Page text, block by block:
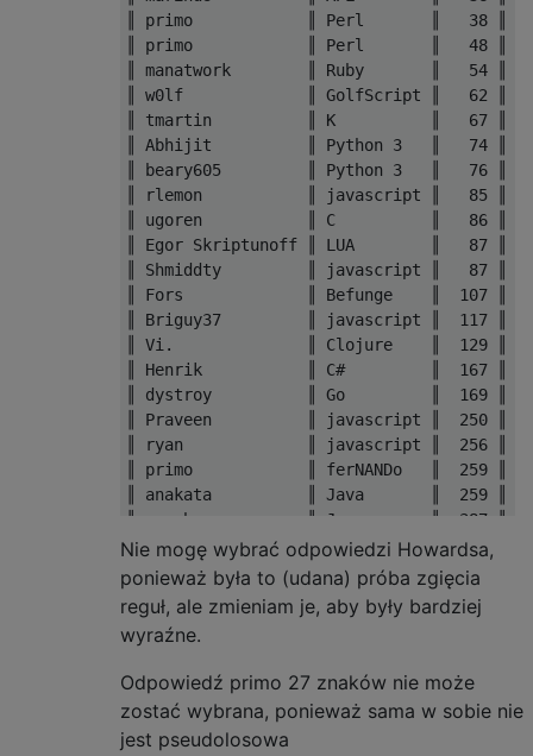
║ primo            ║ Perl       ║   38 ║
║ primo            ║ Perl       ║   48 ║
║ manatwork        ║ Ruby       ║   54 ║
║ w0lf             ║ GolfScript ║   62 ║
║ tmartin          ║ K          ║   67 ║
║ Abhijit          ║ Python 3   ║   74 ║
║ beary605         ║ Python 3   ║   76 ║
║ rlemon           ║ javascript ║   85 ║
║ ugoren           ║ C          ║   86 ║
║ Egor Skriptunoff ║ LUA        ║   87 ║
║ Shmiddty         ║ javascript ║   87 ║
║ Fors             ║ Befunge    ║  107 ║
║ Briguy37         ║ javascript ║  117 ║
║ Vi.              ║ Clojure    ║  129 ║
║ Henrik           ║ C#         ║  167 ║
║ dystroy          ║ Go         ║  169 ║
║ Praveen          ║ javascript ║  250 ║
║ ryan             ║ javascript ║  256 ║
║ primo            ║ ferNANDo   ║  259 ║
║ anakata          ║ Java       ║  259 ║
║ epoch            ║ Java       ║  387 ║
║ jdstankosky      ║ LOLCODE    ║ 1397 ║
Nie mogę wybrać odpowiedzi Howardsa,
ponieważ była to (udana) próba zgięcia
reguł, ale zmieniam je, aby były bardziej
wyraźne.
Odpowiedź primo 27 znaków nie może
zostać wybrana, ponieważ sama w sobie nie
jest pseudolosowa